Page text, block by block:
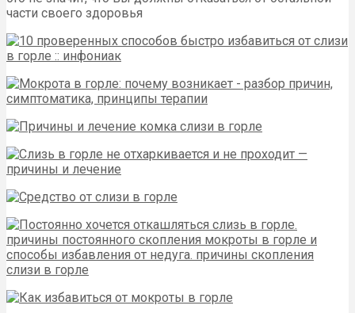
части своего здоровья